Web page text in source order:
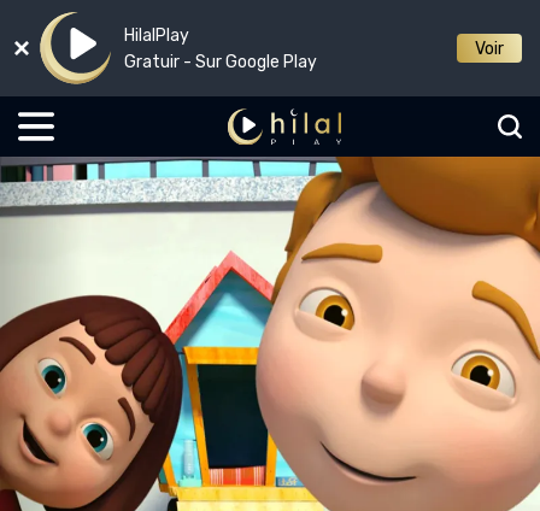
HilalPlay
Gratuir - Sur Google Play
Voir